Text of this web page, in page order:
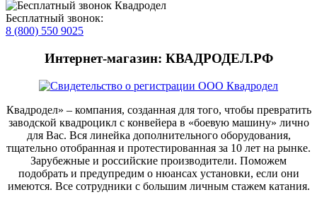
Бесплатный звонок:
8 (800) 550 9025
Интернет-магазин: КВАДРОДЕЛ.РФ
Квадродел» – компания, созданная для того, чтобы превратить
заводской квадроцикл с конвейера в «боевую машину» лично
для Вас. Вся линейка дополнительного оборудования,
тщательно отобранная и протестированная за 10 лет на рынке.
Зарубежные и российские производители. Поможем
подобрать и предупредим о нюансах установки, если они
имеются. Все сотрудники с большим личным стажем катания.